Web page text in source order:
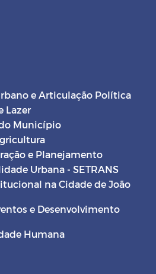
e Articulação Política
Lazer
Município
e Planejamento
Urbana - SETRANS
na Cidade de João
e Desenvolvimento
Humana